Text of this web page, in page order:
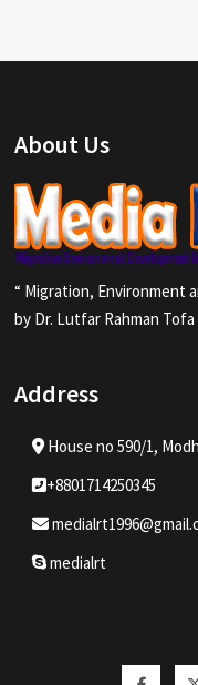
About Us
“ Migration, Environment
by Dr. Lutfar Rahman
Address
House no 590/1,
+8801714250345
medialrt